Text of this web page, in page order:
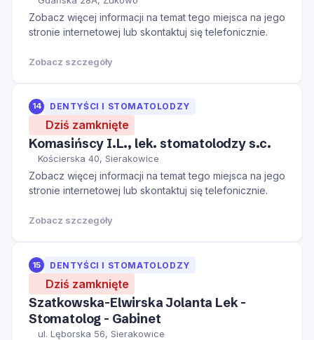
Zobacz więcej informacji na temat tego miejsca na jego
stronie internetowej lub skontaktuj się telefonicznie.
Zobacz szczegóły
14 DENTYŚCI I STOMATOLODZY
Dziś zamknięte
Komasińscy I.L., lek. stomatolodzy s.c.
Kościerska 40, Sierakowice
Zobacz więcej informacji na temat tego miejsca na jego
stronie internetowej lub skontaktuj się telefonicznie.
Zobacz szczegóły
15 DENTYŚCI I STOMATOLODZY
Dziś zamknięte
Szatkowska-Elwirska Jolanta Lek -
Stomatolog - Gabinet
ul. Lęborska 56, Sierakowice